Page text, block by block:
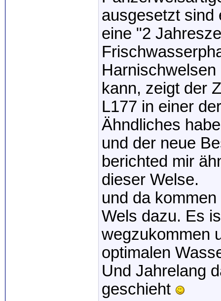
ausgesetzt sind
eine "2
kann, zeigt der
L177 in einer
Ähndliches
und der neue
berichted mir
dieser Welse.
und da
Wels dazu. Es
wegzukommen
optimalen
Und Jahrelang
geschieht